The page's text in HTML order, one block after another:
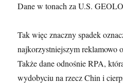
Dane w tonach za U.S.
Tak więc znaczny spadek
najkorzystniejszym reklamowo
Także dane odnośnie RPA,
wydobyciu na rzecz Chin i